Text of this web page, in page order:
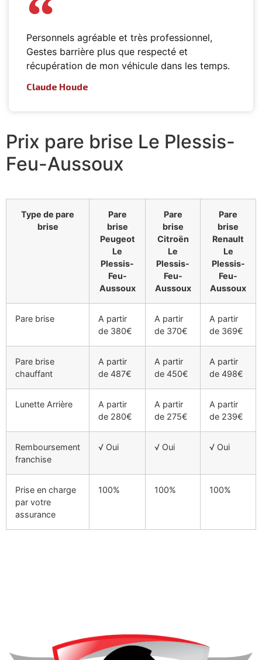
Personnels agréable et très professionnel,
Gestes barrière plus que respecté et
récupération de mon véhicule dans les temps.
Claude Houde
Prix pare brise Le Plessis-
Feu-Aussoux
Type de pare
brise
Pare
brise
Peugeot
Le
Plessis-
Feu-
Aussoux
Pare
brise
Citroën
Le
Plessis-
Feu-
Aussoux
Pare
brise
Renault
Le
Plessis-
Feu-
Aussoux
Pare brise
A partir
de 380€
A partir
de 370€
A partir
de 369€
Pare brise
chauffant
A partir
de 487€
A partir
de 450€
A partir
de 498€
Lunette Arrière
A partir
de 280€
A partir
de 275€
A partir
de 239€
Remboursement
franchise
√ Oui √ Oui √ Oui
Prise en charge
par votre
assurance
100% 100% 100%